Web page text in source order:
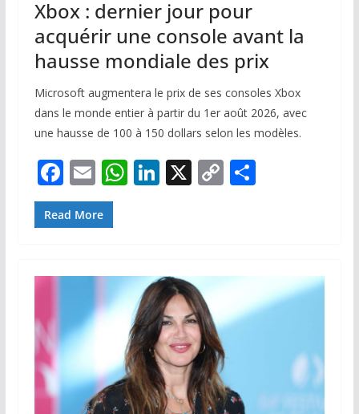
Xbox : dernier jour pour
acquérir une console avant la
hausse mondiale des prix
Microsoft augmentera le prix de ses consoles Xbox
dans le monde entier à partir du 1er août 2026, avec
une hausse de 100 à 150 dollars selon les modèles.
F
ac
e
o
k
E
m
ai
W
A
p
p
Li
dI
n
X C
Li
k
P
Read More